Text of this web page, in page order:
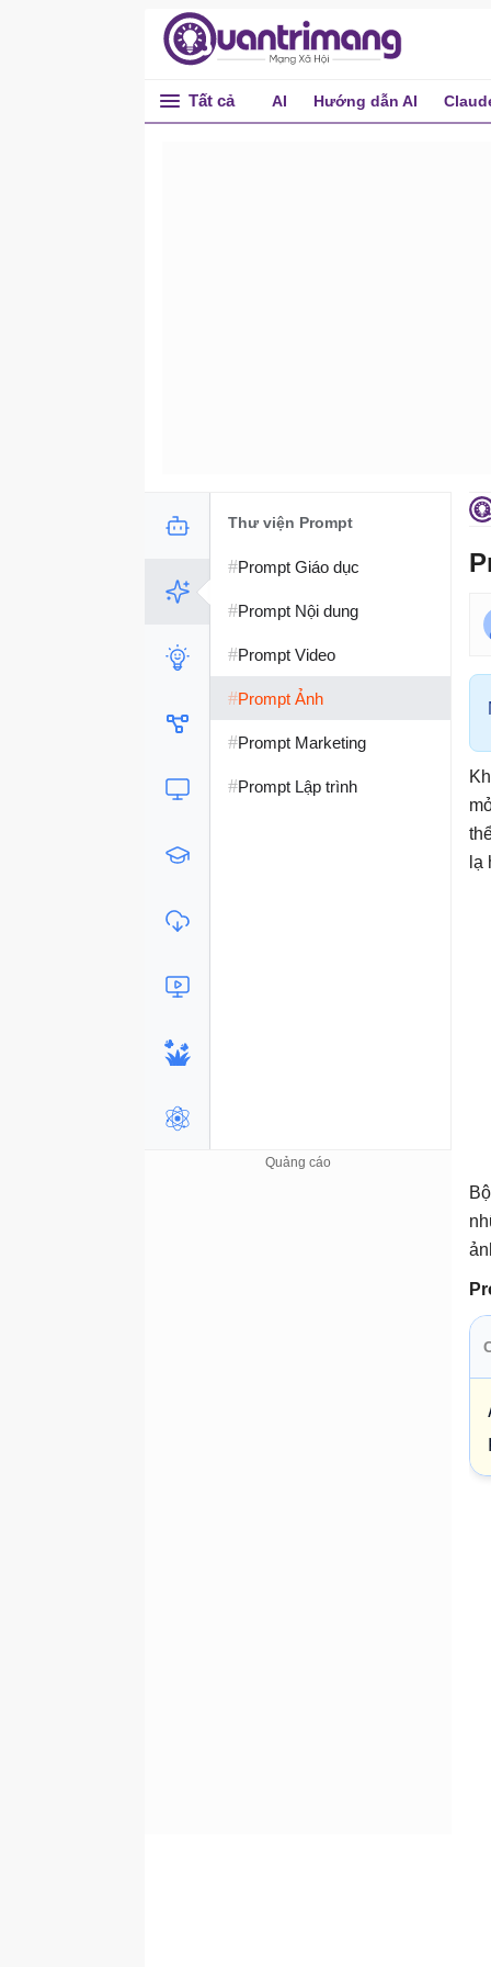
Tất cả AI Hướng dẫn AI
lạ
Thư viện Prompt
#Prompt Giáo dục
#Prompt Nội dung
#Prompt Video
#Prompt Ảnh
#Prompt Marketing
#Prompt Lập trình